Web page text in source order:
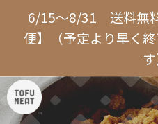
ン
ツ
に
6/15～8/31 送料無
便】（予定より早く
す